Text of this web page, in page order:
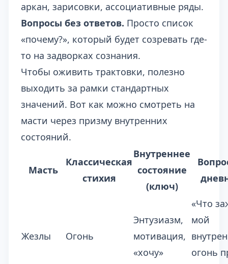
аркан, зарисовки, ассоциативные ряды.
Вопросы без ответов. Просто список
«почему?», который будет созревать где-
то на задворках сознания.
Чтобы оживить трактовки, полезно
выходить за рамки стандартных
значений. Вот как можно смотреть на
масти через призму внутренних
состояний.
Масть
Классическая
стихия
Внутреннее
состояние
(ключ)
Жезлы Огонь
Энтузиазм,
мотивация,
«хочу»
«Что
мой
огонь